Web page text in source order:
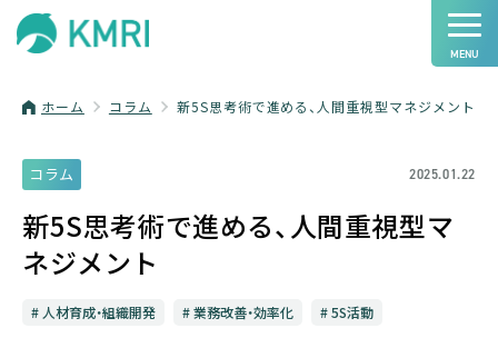
ホーム コラム 新5S思考術で進める、人間重視型マネジメント
コラム 2025.01.22
新5S思考術で進める、人間重視型マ
ネジメント
人材育成・組織開発 業務改善・効率化 5S活動